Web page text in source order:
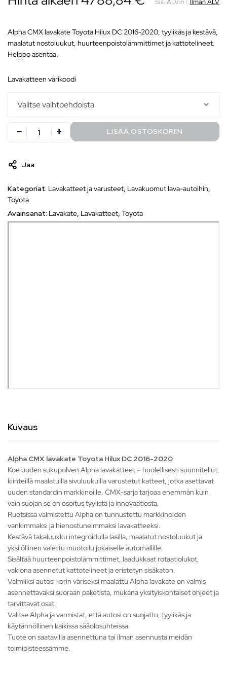
Alpha CMX lavakate Toyota Hilux DC 2016-2020, tyylikäs ja kestävä,
maalatut nostoluukut, huurteenpoistolämmittimet ja kattotelineet.
Helppo asentaa.
lavakatteen värikoodi
LISÄÄ OSTOSKORIIN
Jaa
Kategoriat: Lavakatteet ja varusteet, Lavakuomut lava-autoihin,
Toyota
Avainsanat: Lavakate, Lavakatteet, Toyota
Kuvaus
Alpha CMX lavakate Toyota Hilux DC 2016-2020
Koe uuden sukupolven Alpha lavakatteet – huolellisesti suunnitellut,
kiinteillä maalatuilla sivuluukuilla varustetut katteet, jotka asettavat
uuden standardin markkinoille. CMX-sarja tarjoaa enemmän kuin
vain suojan se on osoitus tyylistä ja innovaatiosta.
Ruotsissa valmistettu Alpha on tunnustettu markkinoiden
vankimmaksi ja hienostuneimmaksi lavakatteeksi.
Kestävä takaluukku integroidulla lasilla, maalatut nostoluukut ja
yksilöllinen valettu muotoilu jokaiselle automallille.
Sisältää huurteenpoistolämmittimet, laadukkaat rotaatiolukot,
vakiona asennetut kattotelineet ja eristetyn sisäkaton.
Valmiiksi autosi korin väriseksi maalattu Alpha lavakate on valmis
asennettavaksi suoraan paketista, mukana yksityiskohtaiset ohjeet ja
tarvittavat osat.
Valitse Alpha ja varmistat, että autosi on suojattu, tyylikäs ja
käytännöllinen kaikissa sääolosuhteissa.
Tuote on saatavilla asennettuna tai ilman asennusta meidän
toimipisteessämme.